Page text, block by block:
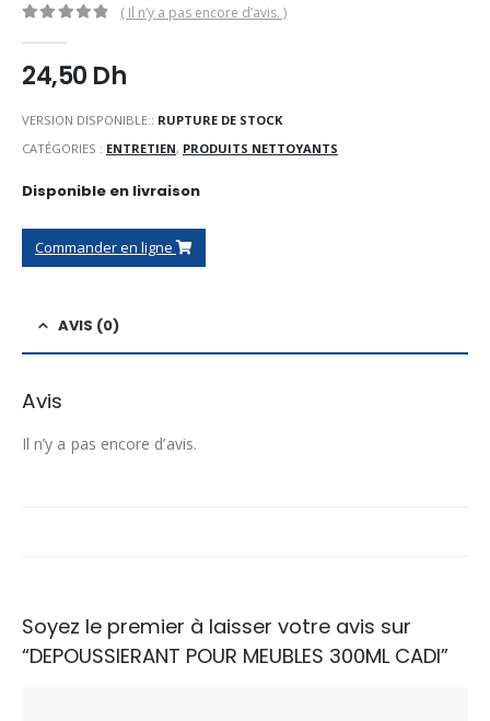
( Il n’y a pas encore d’avis. )
24,50 Dh
VERSION DISPONIBLE:: RUPTURE DE STOCK
CATÉGORIES : ENTRETIEN, PRODUITS NETTOYANTS
Disponible en livraison
Commander en ligne
AVIS (0)
Avis
Il n’y a pas encore d’avis.
Soyez le premier à laisser votre avis sur
“DEPOUSSIERANT POUR MEUBLES 300ML CADI”